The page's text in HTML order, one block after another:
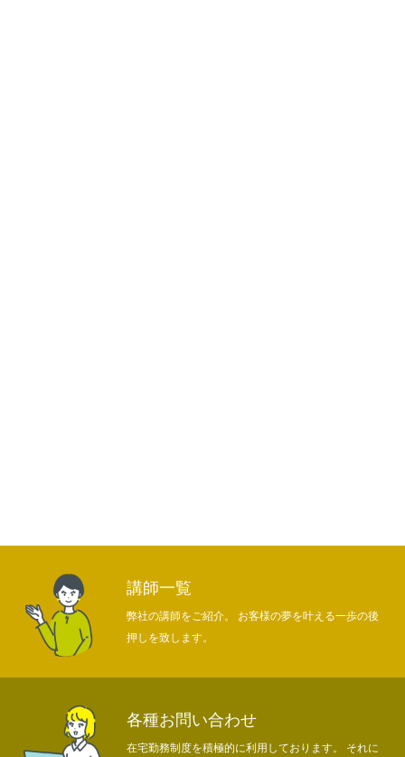
講師一覧
弊社の講師をご紹介。 お客様の夢を叶える一歩の後
押しを致します。
各種お問い合わせ
在宅勤務制度を積極的に利用しております。 それに